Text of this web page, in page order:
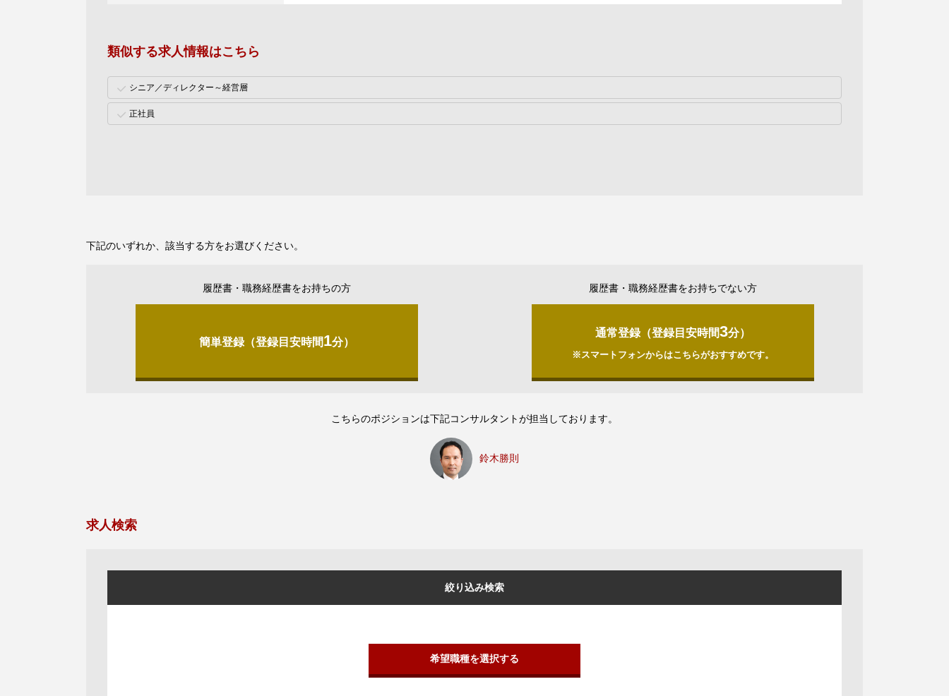
類似する求人情報はこちら
シニア／ディレクター～経営層
正社員
下記のいずれか、該当する方をお選びください。
履歴書・職務経歴書をお持ちの方
簡単登録（登録目安時間1分）
履歴書・職務経歴書をお持ちでない方
通常登録（登録目安時間3分）
※スマートフォンからはこちらがおすすめです。
こちらのポジションは下記コンサルタントが担当しております。
鈴木勝則
求人検索
絞り込み検索
希望職種を選択する